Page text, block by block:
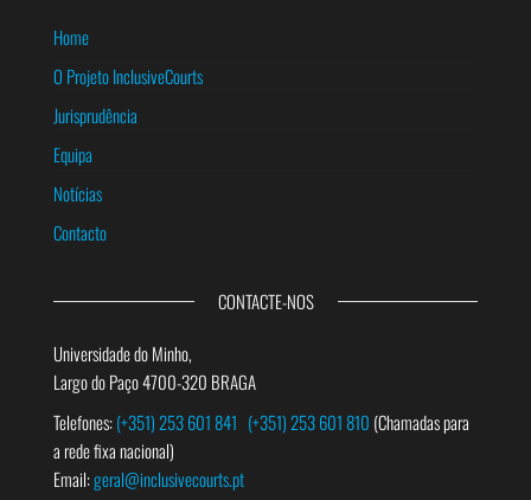
Home
O Projeto InclusiveCourts
Jurisprudência
Equipa
Notícias
Contacto
CONTACTE-NOS
Universidade do Minho,
Largo do Paço 4700-320 BRAGA
Telefones:(+351) 253 601 841 (+351) 253 601 810 (Chamadas para
a rede fixa nacional)
Email:geral@inclusivecourts.pt